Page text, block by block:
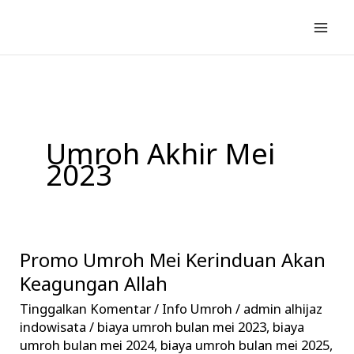
konten
Umroh Akhir Mei
2023
Promo Umroh Mei Kerinduan Akan
Keagungan Allah
Tinggalkan Komentar/ Info Umroh / admin alhijaz
indowisata/ biaya umroh bulan mei 2023, biaya
umroh bulan mei 2024, biaya umroh bulan mei 2025,
Promo
Umroh
Mei
Kerinduan
Akan